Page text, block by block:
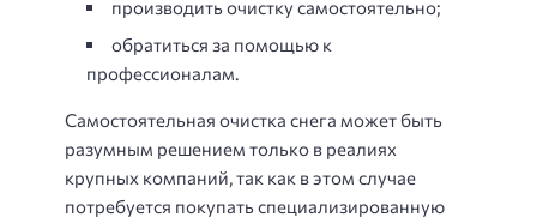
производить очистку самостоятельно;
обратиться за помощью к
профессионалам.
Самостоятельная очистка снега может быть
разумным решением только в реалиях
крупных компаний, так как в этом случае
потребуется покупать специализированную